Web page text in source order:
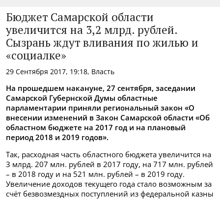
Бюджет Самарской области
увеличится на 3,2 млрд. рублей.
Сызрань ждут вливания по жилью и
«социалке»
29 Сентября 2017, 19:18, Власть
На прошедшем накануне, 27 сентября, заседании
Самарской Губернской Думы областные
парламентарии приняли региональный закон «О
внесении изменений в Закон Самарской области «Об
областном бюджете на 2017 год и на плановый
период 2018 и 2019 годов».
Так, расходная часть областного бюджета увеличится на
3 млрд. 207 млн. рублей в 2017 году, на 717 млн. рублей
– в 2018 году и на 521 млн. рублей – в 2019 году.
Увеличение доходов текущего года стало возможным за
счёт безвозмездных поступлений из федеральной казны